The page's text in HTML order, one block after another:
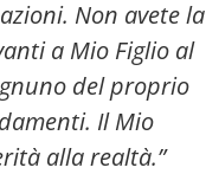
Non avete la
a Mio Figlio al
del proprio
Il Mio
alla realtà.”